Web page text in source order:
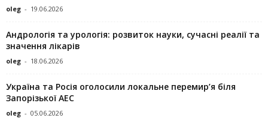
oleg - 19.06.2026
Андрологія та урологія: розвиток науки, сучасні реалії та
значення лікарів
oleg - 18.06.2026
Україна та Росія оголосили локальне перемир’я біля
Запорізької АЕС
oleg - 05.06.2026